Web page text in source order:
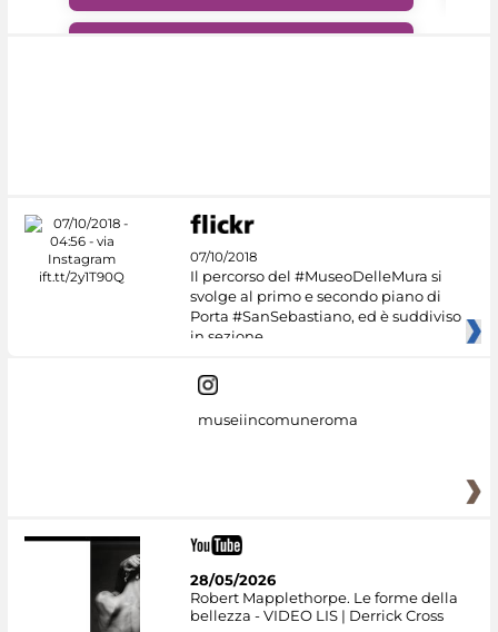
07/10/2018
Il percorso del #MuseoDelleMura si
svolge al primo e secondo piano di
Porta #SanSebastiano, ed è suddiviso
in sezione
museiincomuneroma
28/05/2026
Robert Mapplethorpe. Le forme della
bellezza - VIDEO LIS | Derrick Cross